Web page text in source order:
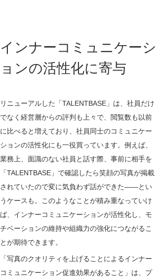
インナーコミュニケーシ
ョンの活性化に寄与
リニューアルした「TALENTBASE」は、社員だけ
でなく経営層からの評判も上々で、閲覧数も以前
に比べると増えており、社員同士のコミュニケー
ションの活性化にも一役買っています。例えば、
業務上、面識のない社員と話す際、事前に相手を
「TALENTBASE」で確認したら笑顔の写真が掲載
されていたので変に気負わず話ができた――とい
うケースも。このようなことが積み重なっていけ
ば、インナーコミュニケーションが活性化し、モ
チベーションの維持や組織力の強化につながるこ
とが期待できます。
「写真のクオリティを上げることによるインナー
コミュニケーション促進効果があること」は、プ